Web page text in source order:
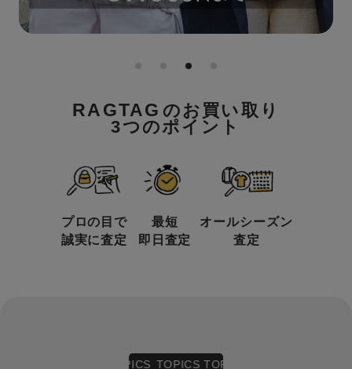
RAGTAG のお買い取り
3つのポイント
プロの目で
誠実に査定
最短
即日査定
オールシーズン
査定
TOPICS TOPICS TOPICS TOPICS TOPICS